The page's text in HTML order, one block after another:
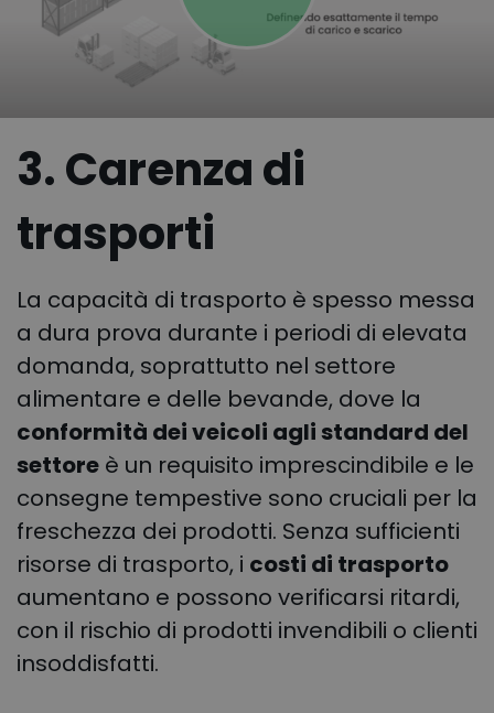
3. Carenza di
trasporti
La capacità di trasporto è spesso messa
a dura prova durante i periodi di elevata
domanda, soprattutto nel settore
alimentare e delle bevande, dove la
conformità dei veicoli agli standard del
settore è un requisito imprescindibile e le
consegne tempestive sono cruciali per la
freschezza dei prodotti. Senza sufficienti
risorse di trasporto, i costi di trasporto
aumentano e possono verificarsi ritardi,
con il rischio di prodotti invendibili o clienti
insoddisfatti.